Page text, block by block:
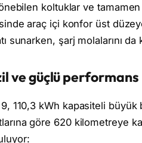
koltuklar ve
araç içi konfor üst
sunarken, şarj molalarını
ve güçlü performans
110,3 kWh kapasiteli büyük
göre 620 kilometreye